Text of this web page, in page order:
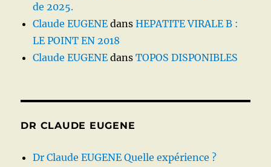
de 2025.
Claude EUGENE dansHEPATITE VIRALE B :
LE POINT EN 2018
Claude EUGENE dansTOPOS DISPONIBLES
DR CLAUDE EUGENE
Dr Claude EUGENE Quelle expérience ?